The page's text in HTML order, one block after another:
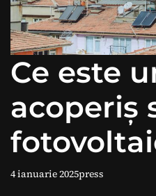
Ce este
acoperiș
4 ianuarie 2025press